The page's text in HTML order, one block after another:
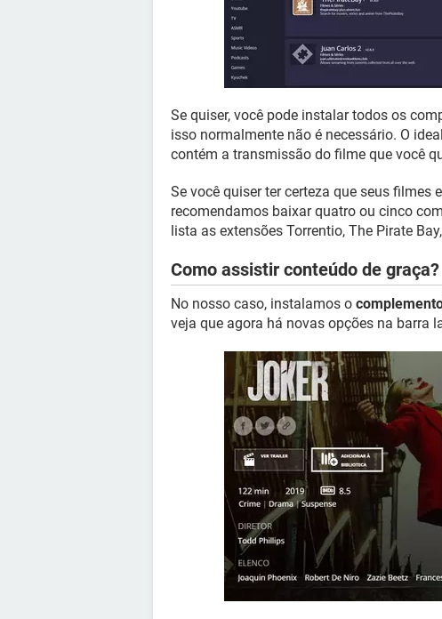
Se quiser, você pode instalar todos os
isso normalmente não é necessário. O
contém a transmissão do filme que você
Se você quiser ter certeza que seus
recomendamos baixar quatro ou cinco
lista as extensões Torrentio, The Pirate
Como assistir conteúdo de graça?
No nosso caso, instalamos o
veja que agora há novas opções na barra